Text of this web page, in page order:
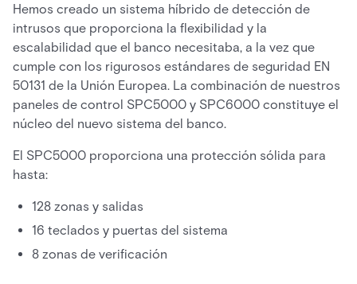
Hemos creado un sistema híbrido de detección de
intrusos que proporciona la flexibilidad y la
escalabilidad que el banco necesitaba, a la vez que
cumple con los rigurosos estándares de seguridad EN
50131 de la Unión Europea. La combinación de nuestros
paneles de control SPC5000 y SPC6000 constituye el
núcleo del nuevo sistema del banco.
El SPC5000 proporciona una protección sólida para
hasta:
128 zonas y salidas
16 teclados y puertas del sistema
8 zonas de verificación